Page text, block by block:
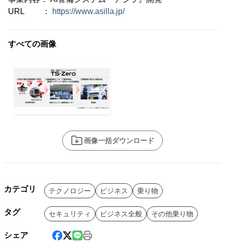
URL ：
https://www.asilla.jp/
すべての画像
画像一括ダウンロード
カテゴリ テクノロジー ビジネス 乗り物
タグ セキュリティ ビジネス全般 その他乗り物
シェア